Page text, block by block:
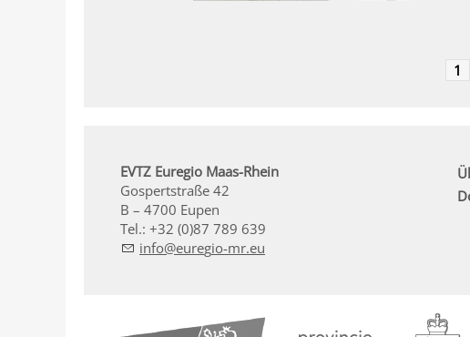
1
EVTZ Euregio Maas-Rhein
Gospertstraße 42
B – 4700 Eupen
Tel.: +32 (0)87 789 639
nf
r g -mr